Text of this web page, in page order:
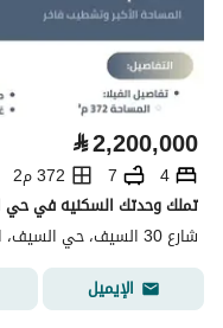
⃁2,200,000
4
7
372 م2
تملك وحدتك السكنيه في حي
شارع 30 السيف، حي السيف، الدمام
الإيميل